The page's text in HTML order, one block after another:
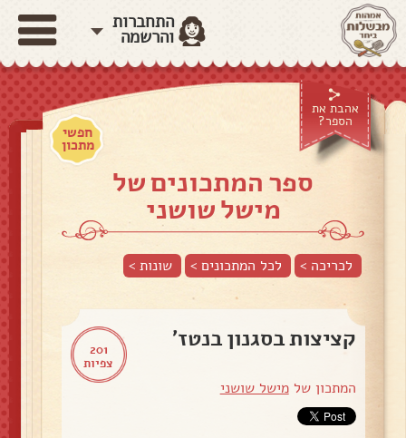
התחברות
והרשמה
אהבת את
הספר?
חפשי
מתכון
ספר המתכונים של
מישל שושני
לכריכה > לכל המתכונים > שונות >
201
צפיות
קציצות בסגנון בנטז'
המתכון שלמישל שושני